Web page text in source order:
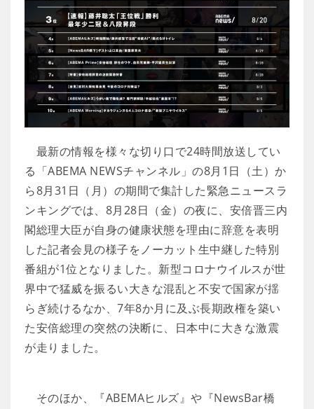
最新の情報を様々な切り口で24時間放送してい
る「ABEMA NEWSチャンネル」の8月1日（土）か
ら8月31日（月）の期間で集計した緊急ニュースラ
ンキングでは、8月28日（金）の夜に、安倍晋三内
閣総理大臣が自身の健康状態を理由に辞意を表明
した記者会見の様子をノーカット生中継した特別
番組が1位となりました。新型コロナウイルスが世
界中で猛威を振るい大きな混乱と不安で国家が揺
らぎ続けるなか、7年8か月に及ぶ長期政権を築い
た安倍総理の突然の決断に、日本中に大きな激震
が走りました。
そのほか、『ABEMAヒルズ』や『NewsBar橋